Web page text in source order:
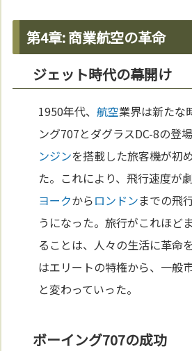
第4章: 商業航空の革命
ジェット時代の幕開け
1950年代、航空業界は新たな
ング707とダグラスDC-8の登場
ンジンを搭載した旅客機が初
た。これにより、飛行速度が
ヨークからロンドンまでの飛
うになった。旅行がこれほど
ることは、人々の生活に革命
はエリートの特権から、一般
と変わっていった。
ボーイング707の成功